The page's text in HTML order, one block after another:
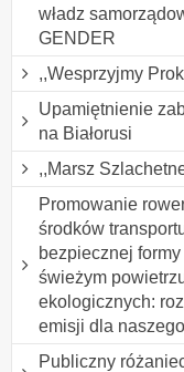
władz
GENDER
,,Wesprzyjmy
Upamiętnienie
na Białorusi
,,Marsz
Promowanie
środków
bezpiecznej
świeżym
ekologicznych:
emisji dla
Publiczny